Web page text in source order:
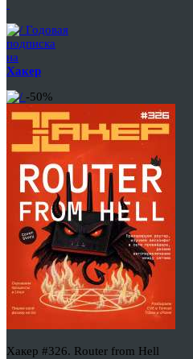
Годовая
подписка
на
Хакер
-50%
Хакер #326. Router from Hell